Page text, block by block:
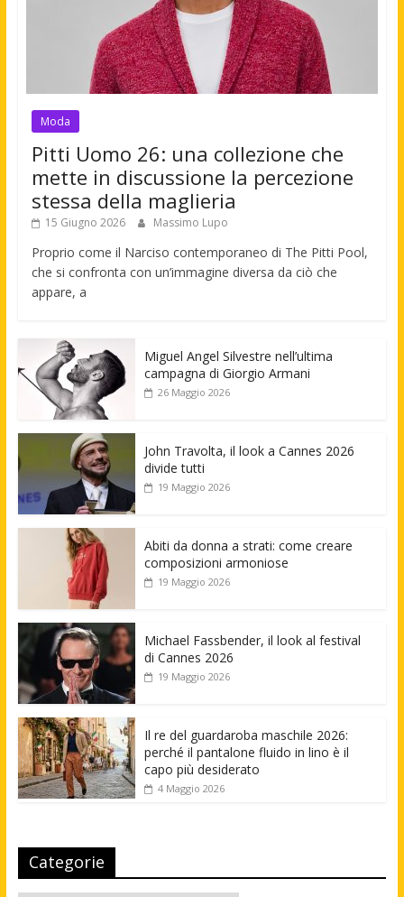
Moda
Pitti Uomo 26: una collezione che
mette in discussione la percezione
stessa della maglieria
15 Giugno 2026 Massimo Lupo
Proprio come il Narciso contemporaneo di The Pitti Pool,
che si confronta con un’immagine diversa da ciò che
appare, a
Miguel Angel Silvestre nell’ultima
campagna di Giorgio Armani
26 Maggio 2026
John Travolta, il look a Cannes 2026
divide tutti
19 Maggio 2026
Abiti da donna a strati: come creare
composizioni armoniose
19 Maggio 2026
Michael Fassbender, il look al festival
di Cannes 2026
19 Maggio 2026
Il re del guardaroba maschile 2026:
perché il pantalone fluido in lino è il
capo più desiderato
4 Maggio 2026
Categorie